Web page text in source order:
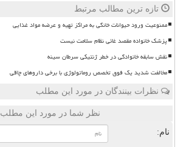
تازه ترین مطالب مرتبط
ممنوعیت ورود حیوانات خانگی به مراکز تهیه و عرضه مواد غذایی
پزشک خانواده مقصد غائی نظام سلامت نیست
نقش سابقه خانوادگی در خطر ژنتیکی سرطان سینه
مخالفت شدید یک فوق تخصص روماتولوژی با برخی داروهای چاقی
نظرات بینندگان در مورد این مطلب
نظر شما در مورد این مطلب
نام: